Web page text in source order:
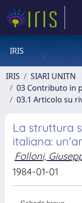
IRIS
IRIS
SIARI UNITN
03 Contributo in
03.1 Articolo su
La struttura
italiana:
Folloni,
1984-01-01